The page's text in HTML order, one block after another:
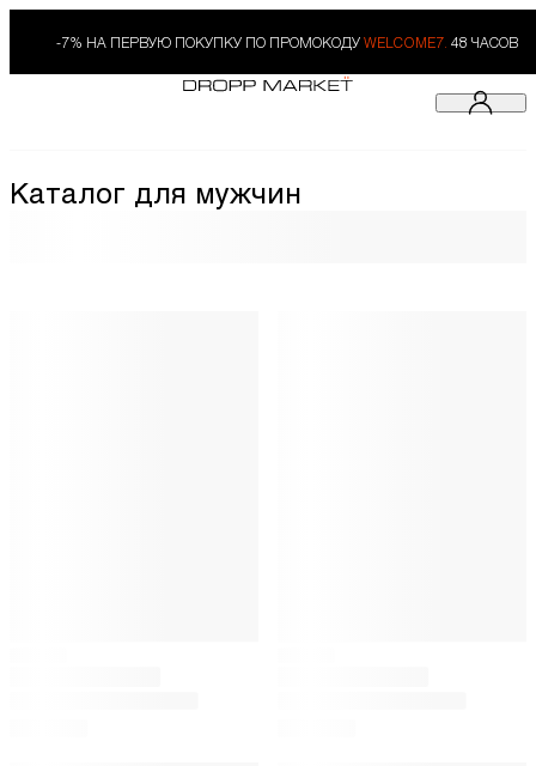
-7% НА ПЕРВУЮ ПОКУПКУ ПО ПРОМОКОДУ WELCOME7. 48 ЧАСОВ
Каталог для мужчин